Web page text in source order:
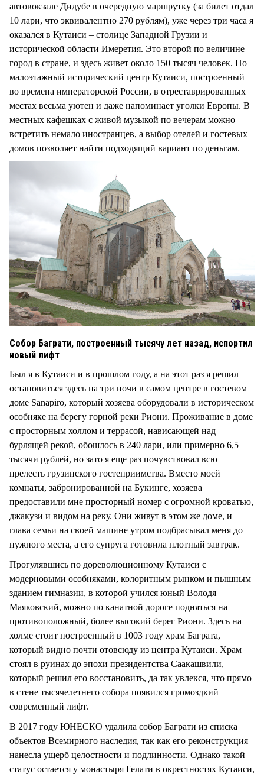
автовокзале Дидубе в очередную маршрутку (за билет отдал
10 лари, что эквивалентно 270 рублям), уже через три часа я
оказался в Кутаиси – столице Западной Грузии и
исторической области Имеретия. Это второй по величине
город в стране, и здесь живет около 150 тысяч человек. Но
малоэтажный исторический центр Кутаиси, построенный
во времена императорской России, в отреставрированных
местах весьма уютен и даже напоминает уголки Европы. В
местных кафешках с живой музыкой по вечерам можно
встретить немало иностранцев, а выбор отелей и гостевых
домов позволяет найти подходящий вариант по деньгам.
Собор Баграти, построенный тысячу лет назад, испортил
новый лифт
Был я в Кутаиси и в прошлом году, а на этот раз я решил
остановиться здесь на три ночи в самом центре в гостевом
доме Sanapiro, который хозяева оборудовали в историческом
особняке на берегу горной реки Риони. Проживание в доме
с просторным холлом и террасой, нависающей над
бурлящей рекой, обошлось в 240 лари, или примерно 6,5
тысячи рублей, но зато я еще раз почувствовал всю
прелесть грузинского гостеприимства. Вместо моей
комнаты, забронированной на Букинге, хозяева
предоставили мне просторный номер с огромной кроватью,
джакузи и видом на реку. Они живут в этом же доме, и
глава семьи на своей машине утром подбрасывал меня до
нужного места, а его супруга готовила плотный завтрак.
Прогулявшись по дореволюционному Кутаиси с
модерновыми особняками, колоритным рынком и пышным
зданием гимназии, в которой учился юный Володя
Маяковский, можно по канатной дороге подняться на
противоположный, более высокий берег Риони. Здесь на
холме стоит построенный в 1003 году храм Баграта,
который видно почти отовсюду из центра Кутаиси. Храм
стоял в руинах до эпохи президентства Саакашвили,
который решил его восстановить, да так увлекся, что прямо
в стене тысячелетнего собора появился громоздкий
современный лифт.
В 2017 году ЮНЕСКО удалила собор Баграти из списка
объектов Всемирного наследия, так как его реконструкция
нанесла ущерб целостности и подлинности. Однако такой
статус остается у монастыря Гелати в окрестностях Кутаиси,